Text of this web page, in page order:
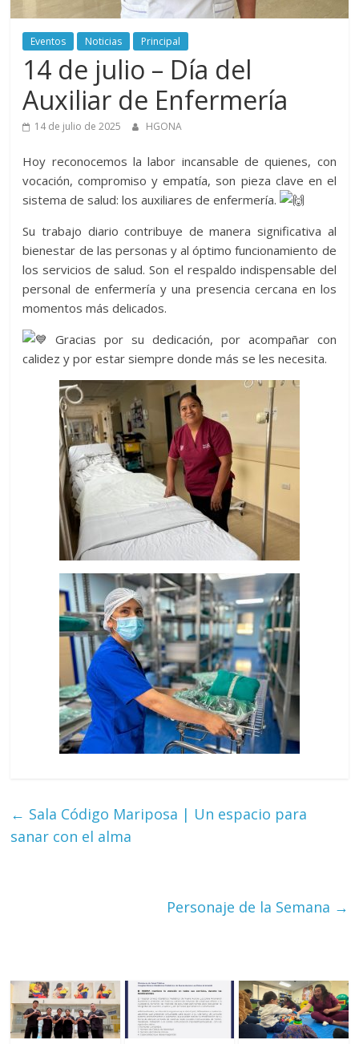
Aurora
–
Luz
Elena
Arismendi
Eventos Noticias Principal
14 de julio – Día del
Auxiliar de Enfermería
14 de julio de 2025 HGONA
Hoy reconocemos la labor incansable de quienes, con
vocación, compromiso y empatía, son pieza clave en el
sistema de salud: los auxiliares de enfermería.
Su trabajo diario contribuye de manera significativa al
bienestar de las personas y al óptimo funcionamiento de
los servicios de salud. Son el respaldo indispensable del
personal de enfermería y una presencia cercana en los
momentos más delicados.
Gracias por su dedicación, por acompañar con
calidez y por estar siempre donde más se les necesita.
← Sala Código Mariposa | Un espacio para
sanar con el alma
Personaje de la Semana →